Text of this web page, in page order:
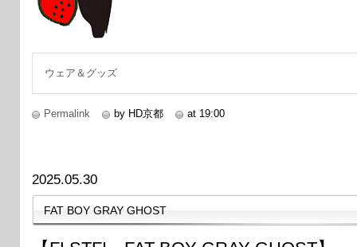
ウェア＆グッズ
Permalink by HD京都 at 19:00
2025.05.30
FAT BOY GRAY GHOST